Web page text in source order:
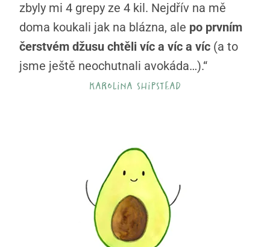
zbyly mi 4 grepy ze 4 kil. Nejdřív na mě
doma koukali jak na blázna, ale po prvním
čerstvém džusu chtěli víc a víc a víc (a to
jsme ještě neochutnali avokáda…).“
karolina shipstead